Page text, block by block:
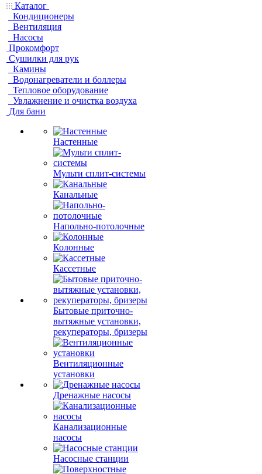
Каталог
Кондиционеры
Вентиляция
Насосы
Прокомфорт
Сушилки для рук
Камины
Водонагреватели и боллеры
Тепловое оборудование
Увлажнение и очистка воздуха
Для бани
Настенные
Мульти сплит-системы
Канальные
Напольно-потолочные
Колонные
Кассетные
Бытовые приточно-
вытяжные установки,
рекуператоры, бризеры
Вентиляционные
установки
Дренажные насосы
Канализационные
насосы
Насосные станции